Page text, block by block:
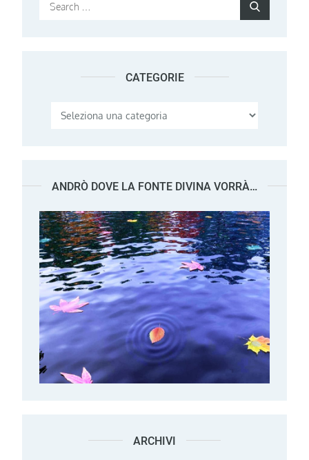
CATEGORIE
Categorie
ANDRÒ DOVE LA FONTE DIVINA VORRÀ…
ARCHIVI Archivi